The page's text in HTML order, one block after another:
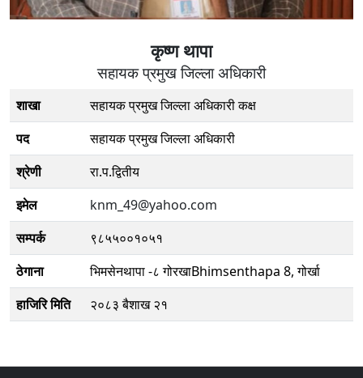
कृष्ण थापा
सहायक प्रमुख जिल्ला अधिकारी
शाखा
सहायक प्रमुख जिल्ला अधिकारी कक्ष
पद
सहायक प्रमुख जिल्ला अधिकारी
श्रेणी
रा.प.द्वितीय
इमेल
knm_49@yahoo.com
सम्पर्क
९८५५००१०५१
ठेगाना
भिमसेनथापा -८ गोरखाBhimsenthapa 8, गोर्खा
हाजिरि मिति
२०८३ बैशाख २१